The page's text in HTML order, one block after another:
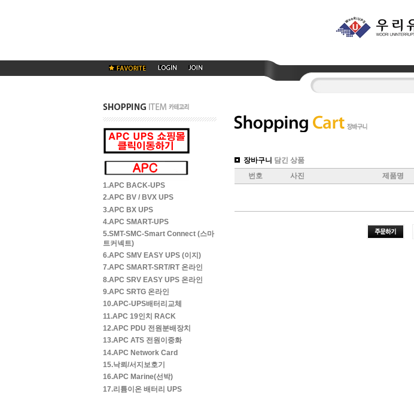
1.APC BACK-UPS
2.APC BV / BVX UPS
3.APC BX UPS
4.APC SMART-UPS
5.SMT-SMC-Smart Connect (스마
트커넥트)
6.APC SMV EASY UPS (이지)
7.APC SMART-SRT/RT 온라인
8.APC SRV EASY UPS 온라인
9.APC SRTG 온라인
10.APC-UPS배터리교체
11.APC 19인치 RACK
12.APC PDU 전원분배장치
13.APC ATS 전원이중화
14.APC Network Card
15.낙뢰/서지보호기
16.APC Marine(선박)
17.리튬이온 배터리 UPS
장바구니 담긴 상품
번호
사진 제품명